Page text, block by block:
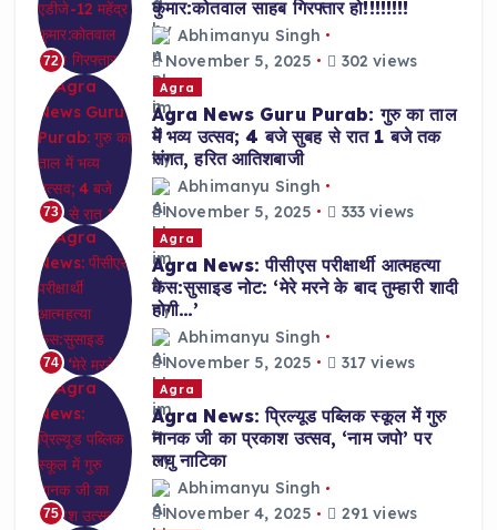
72
कुमार:कोतवाल साहब गिरफ्तार हो!!!!!!!!
Abhimanyu Singh
November 5, 2025
302 views
73
Agra
Agra News Guru Purab: गुरु का ताल
में भव्य उत्सव; 4 बजे सुबह से रात 1 बजे तक
संगत, हरित आतिशबाजी
Abhimanyu Singh
November 5, 2025
333 views
74
Agra
Agra News: पीसीएस परीक्षार्थी आत्महत्या
केस:सुसाइड नोट: ‘मेरे मरने के बाद तुम्हारी शादी
होगी…’
Abhimanyu Singh
November 5, 2025
317 views
75
Agra
Agra News: प्रिल्यूड पब्लिक स्कूल में गुरु
नानक जी का प्रकाश उत्सव, ‘नाम जपो’ पर
लघु नाटिका
Abhimanyu Singh
November 4, 2025
291 views